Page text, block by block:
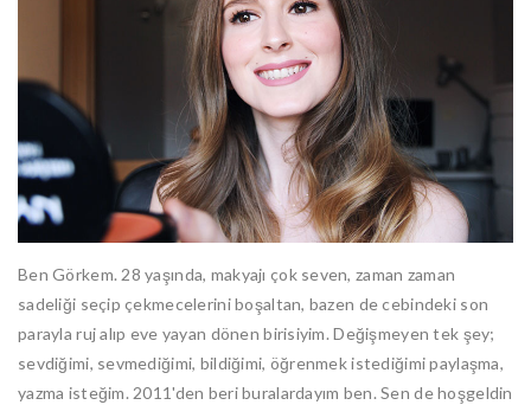
Ben Görkem. 28 yaşında, makyajı çok seven, zaman zaman
sadeliği seçip çekmecelerini boşaltan, bazen de cebindeki son
parayla ruj alıp eve yayan dönen birisiyim. Değişmeyen tek şey;
sevdiğimi, sevmediğimi, bildiğimi, öğrenmek istediğimi paylaşma,
yazma isteğim. 2011'den beri buralardayım ben. Sen de hoşgeldin